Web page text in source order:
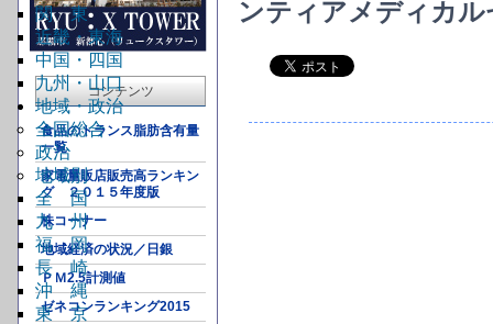
関 東
近畿・東海
中国・四国
九州・山口
地域・政治
全国総合
政治
地域別
全 国
九 州
福 岡
長 崎
沖 縄
東 京
コンテンツ
食品のトランス脂肪含有量
一覧
家電量販店販売高ランキン
グ ２０１５年度版
株コーナー
地域経済の状況／日銀
ＰＭ2.5計測値
ゼネコンランキング2015
ンティアメディカル